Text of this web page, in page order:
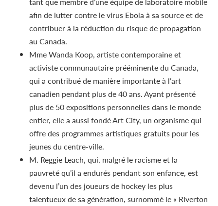
afin de lutter contre le virus Ebola à sa source et de
contribuer à la réduction du risque de propagation
au Canada.
Mme Wanda Koop, artiste contemporaine et
activiste communautaire prééminente du Canada,
qui a contribué de manière importante à l’art
canadien pendant plus de 40 ans. Ayant présenté
plus de 50 expositions personnelles dans le monde
entier, elle a aussi fondé Art City, un organisme qui
offre des programmes artistiques gratuits pour les
jeunes du centre-ville.
M. Reggie Leach, qui, malgré le racisme et la
pauvreté qu’il a endurés pendant son enfance, est
devenu l’un des joueurs de hockey les plus
talentueux de sa génération, surnommé le « Riverton